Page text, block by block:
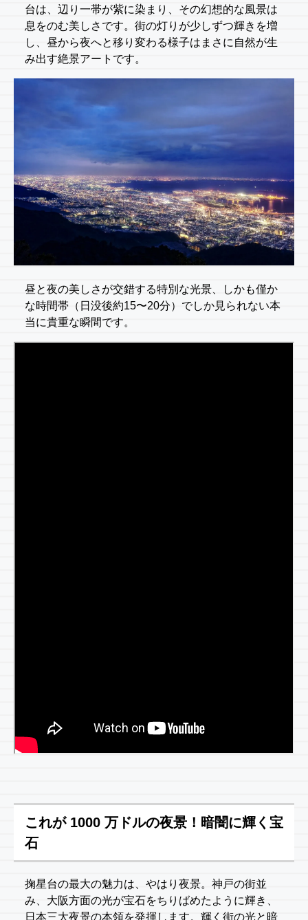
台は、辺り一帯が紫に染まり、その幻想的な風景は
息をのむ美しさです。街の灯りが少しずつ輝きを増
し、昼から夜へと移り変わる様子はまさに自然が生
み出す絶景アートです。
昼と夜の美しさが交錯する特別な光景、しかも僅か
な時間帯（日没後約15〜20分）でしか見られない本
当に貴重な瞬間です。
これが 1000 万ドルの夜景！暗闇に輝く宝
石
掬星台の最大の魅力は、やはり夜景。神戸の街並
み、大阪方面の光が宝石をちりばめたように輝き、
日本三大夜景の本領を発揮します。輝く街の光と暗